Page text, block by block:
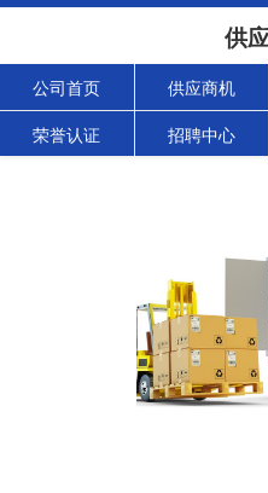
供
公司首页 供应商机
荣誉认证 招聘中心